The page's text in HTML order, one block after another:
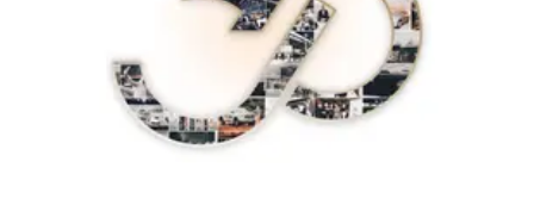
DARGO X
от 3 499 000 ₽
Трейд-ин
КРЕДИТ И СТРАХОВАНИЕ
СЕРВИСНОЕ ОБСЛУЖИВАНИЕ
Нулевое ТО
Программа «Помощь на дороге»
Регламенты технического обслуживания
Наша команда